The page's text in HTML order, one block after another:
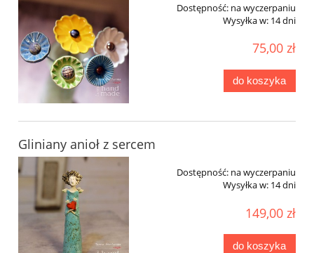
Dostępność: na wyczerpaniu
Wysyłka w: 14 dni
75,00 zł
do koszyka
Gliniany anioł z sercem
Dostępność: na wyczerpaniu
Wysyłka w: 14 dni
149,00 zł
do koszyka